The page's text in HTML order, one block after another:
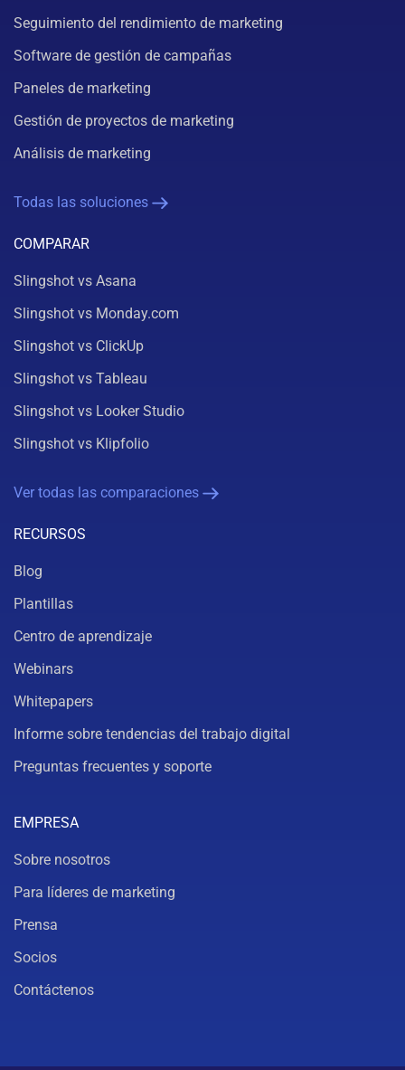
Seguimiento del rendimiento de marketing
Software de gestión de campañas
Paneles de marketing
Gestión de proyectos de marketing
Análisis de marketing
Todas las soluciones
COMPARAR
Slingshot vs Asana
Slingshot vs Monday.com
Slingshot vs ClickUp
Slingshot vs Tableau
Slingshot vs Looker Studio
Slingshot vs Klipfolio
Ver todas las comparaciones
RECURSOS
Blog
Plantillas
Centro de aprendizaje
Webinars
Whitepapers
Informe sobre tendencias del trabajo digital
Preguntas frecuentes y soporte
EMPRESA
Sobre nosotros
Para líderes de marketing
Prensa
Socios
Contáctenos